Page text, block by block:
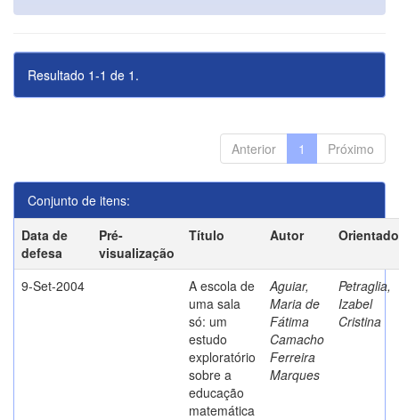
Resultado 1-1 de 1.
Anterior 1 Próximo
Conjunto de itens:
Data de
defesa
Pré-
visualização
Título Autor
9-Set-2004
A escola de
uma sala
só: um
estudo
exploratório
sobre a
educação
matemática
Aguiar,
Maria de
Fátima
Camacho
Ferreira
Marques
Petraglia,
Izabel
Cristina